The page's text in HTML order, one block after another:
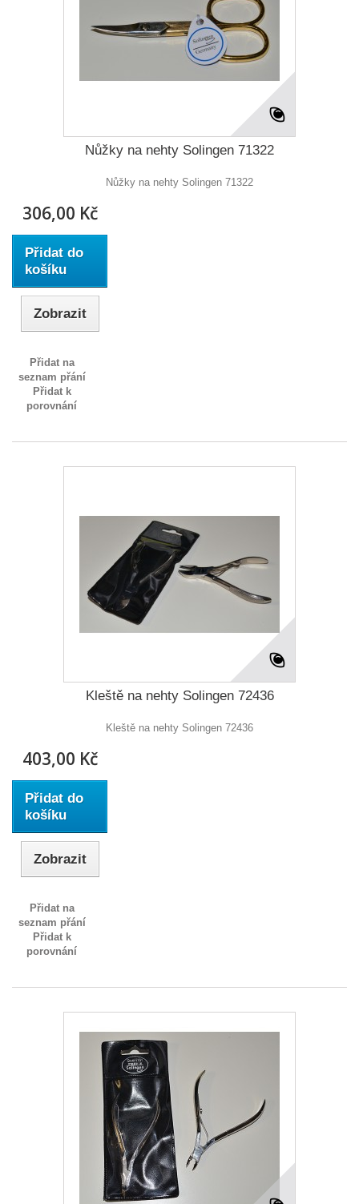
Nůžky na nehty Solingen 71322
Nůžky na nehty Solingen 71322
306,00 Kč
Přidat do
košíku
Zobrazit
Přidat na
seznam přání
Přidat k
porovnání
Kleště na nehty Solingen 72436
Kleště na nehty Solingen 72436
403,00 Kč
Přidat do
košíku
Zobrazit
Přidat na
seznam přání
Přidat k
porovnání